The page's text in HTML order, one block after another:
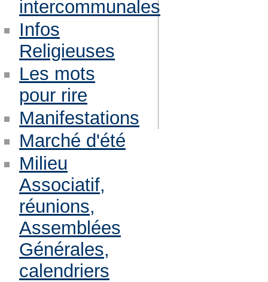
intercommunales
Infos
Religieuses
Les mots
pour rire
Manifestations
Marché d'été
Milieu
Associatif,
réunions,
Assemblées
Générales,
calendriers